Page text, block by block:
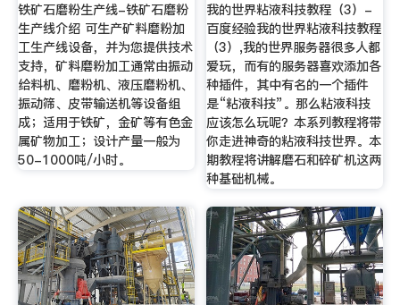
铁矿石磨粉生产线-铁矿石磨粉
生产线介绍 可生产矿料磨粉加
工生产线设备，并为您提供技术
支持，矿料磨粉加工通常由振动
给料机、磨粉机、液压磨粉机、
振动筛、皮带输送机等设备组
成；适用于铁矿，金矿等有色金
属矿物加工；设计产量一般为
50-1000吨/小时。
我的世界粘液科技教程（3）-
百度经验我的世界粘液科技教程
（3）,我的世界服务器很多人都
爱玩，而有的服务器喜欢添加各
种插件，其中有名的一个插件
是“粘液科技”。那么粘液科技
应该怎么玩呢？本系列教程将带
你走进神奇的粘液科技世界。本
期教程将讲解磨石和碎矿机这两
种基础机械。